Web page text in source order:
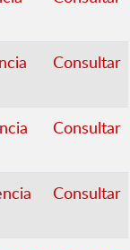
Consultar
Consultar
Consultar